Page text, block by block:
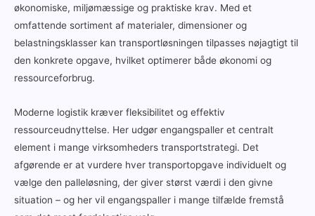
økonomiske, miljømæssige og praktiske krav. Med et
omfattende sortiment af materialer, dimensioner og
belastningsklasser kan transportløsningen tilpasses nøjagtigt til
den konkrete opgave, hvilket optimerer både økonomi og
ressourceforbrug.
Moderne logistik kræver fleksibilitet og effektiv
ressourceudnyttelse. Her udgør engangspaller et centralt
element i mange virksomheders transportstrategi. Det
afgørende er at vurdere hver transportopgave individuelt og
vælge den palleløsning, der giver størst værdi i den givne
situation – og her vil engangspaller i mange tilfælde fremstå